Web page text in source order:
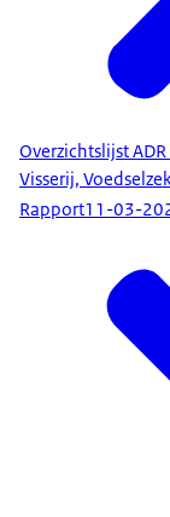
Overzichtslijst
Visserij,
Rapport11-03-